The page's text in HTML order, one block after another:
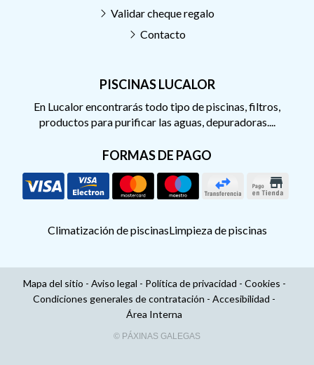
PISCINAS LUCALOR
En Lucalor encontrarás todo tipo de piscinas, filtros,
productos para purificar las aguas, depuradoras....
FORMAS DE PAGO
Validar cheque regalo
Contacto
Climatización de piscinasLimpieza de piscinas
Mapa del sitio - Aviso legal - Política de privacidad - Cookies -
Condiciones generales de contratación - Accesibilidad -
Área Interna
© PÁXINAS GALEGAS